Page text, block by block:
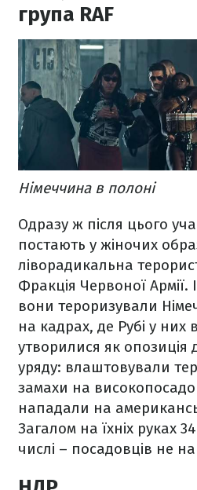
група RAF
Німеччина в полоні
Одразу ж після цього
постають у жіночих
ліворадикальна
Фракція Червоної Армії.
вони тероризували
на кадрах, де Рубі у них
утворилися як опозиція
уряду: влаштовували
замахи на
нападали на
Загалом на їхніх руках
числі – посадовців не